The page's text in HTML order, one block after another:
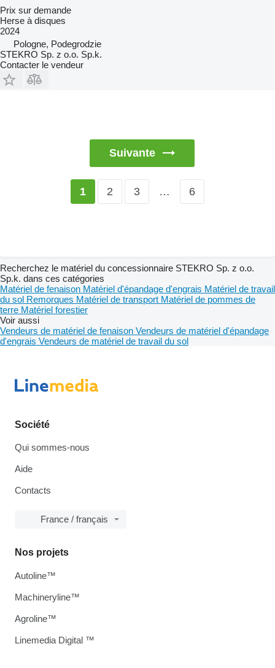
Prix sur demande
Herse à disques
2024
Pologne, Podegrodzie
STEKRO Sp. z o.o. Sp.k.
Contacter le vendeur
Suivante
1 2 3 … 6
Recherchez le matériel du concessionnaire STEKRO Sp. z o.o.
Sp.k. dans ces catégories
Matériel de fenaison Matériel d'épandage d'engrais Matériel de travail
du sol Remorques Matériel de transport Matériel de pommes de
terre Matériel forestier
Voir aussi
Vendeurs de matériel de fenaison Vendeurs de matériel d'épandage
d'engrais Vendeurs de matériel de travail du sol
Société
Qui sommes-nous
Aide
Contacts
France / français
Nos projets
Autoline™
Machineryline™
Agroline™
Linemedia Digital ™